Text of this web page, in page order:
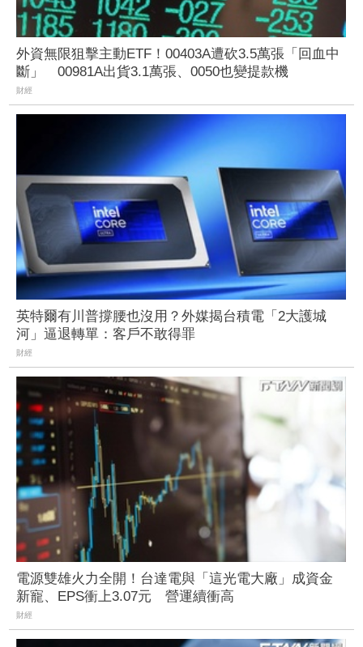
外資無限狙擊主動ETF！00403A遭砍3.5萬張「回血中
斷」 00981A出貨3.1萬張、0050也變提款機
財經
英特爾有川普撐腰也沒用？外媒揭台積電「2大護城
河」逼退轉單：客戶不敢得罪
財經
電源雙雄火力全開！台達電與「這光電大廠」成資金
新寵、EPS衝上3.07元 營運續衝高
財經